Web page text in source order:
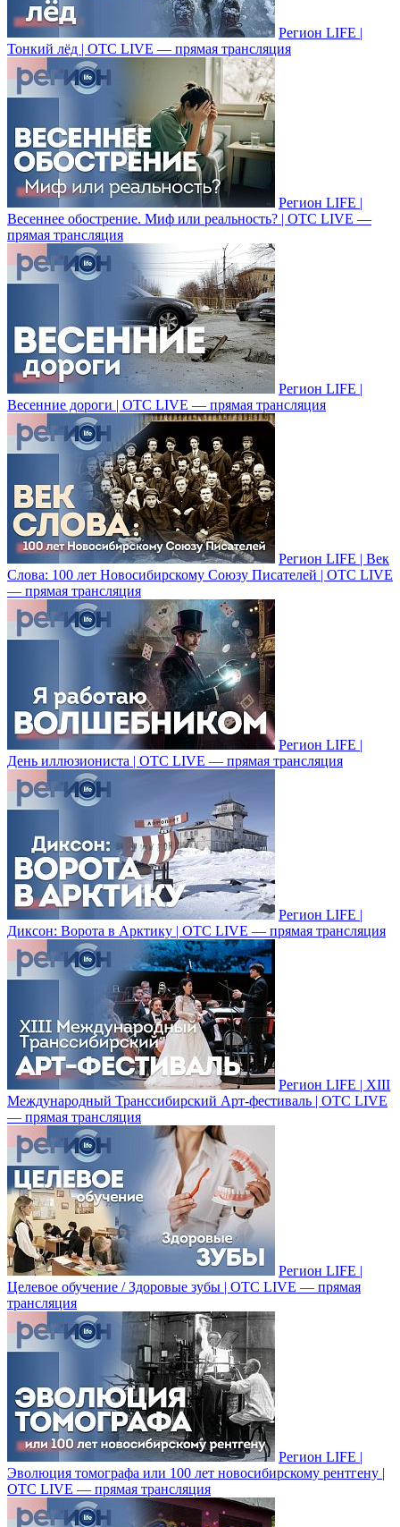
Регион LIFE |
Тонкий лёд | ОТС LIVE — прямая трансляция
Регион LIFE |
Весеннее обострение. Миф или реальность? | ОТС LIVE —
прямая трансляция
Регион LIFE |
Весенние дороги | ОТС LIVE — прямая трансляция
Регион LIFE | Век
Слова: 100 лет Новосибирскому Союзу Писателей | ОТС LIVE
— прямая трансляция
Регион LIFE |
День иллюзиониста | ОТС LIVE — прямая трансляция
Регион LIFE |
Диксон: Ворота в Арктику | ОТС LIVE — прямая трансляция
Регион LIFE | XIII
Международный Транссибирский Арт-фестиваль | ОТС LIVE
— прямая трансляция
Регион LIFE |
Целевое обучение / Здоровые зубы | ОТС LIVE — прямая
трансляция
Регион LIFE |
Эволюция томографа или 100 лет новосибирскому рентгену |
ОТС LIVE — прямая трансляция